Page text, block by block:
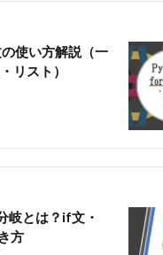
使い方解説（一
リスト）
岐とは？if文・
方